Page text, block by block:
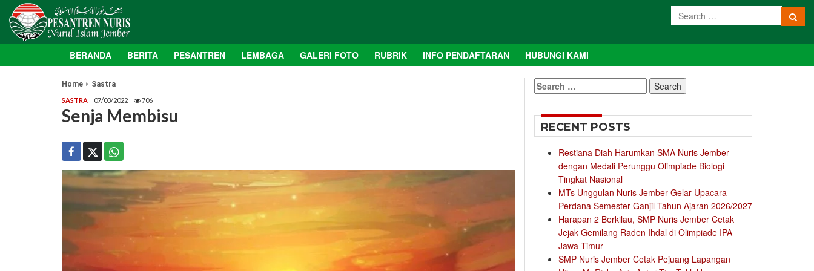
BERANDA BERITA PESANTREN LEMBAGA GALERI FOTO RUBRIK INFO PENDAFTARAN HUBUNGI KAMI
Home Sastra
SASTRA 07/03/2022 706
Senja Membisu
Search
for:
RECENT POSTS
Restiana Diah Harumkan SMA Nuris Jember
dengan Medali Perunggu Olimpiade Biologi
Tingkat Nasional
MTs Unggulan Nuris Jember Gelar Upacara
Perdana Semester Ganjil Tahun Ajaran 2026/2027
Harapan 2 Berkilau, SMP Nuris Jember Cetak
Jejak Gemilang Raden Ihdal di Olimpiade IPA
Jawa Timur
SMP Nuris Jember Cetak Pejuang Lapangan